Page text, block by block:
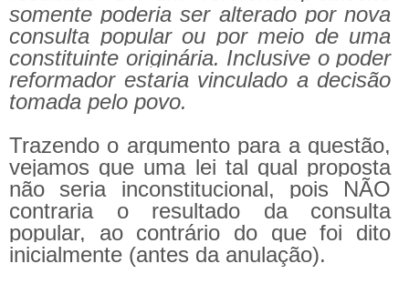
somente poderia ser alterado por nova
consulta popular ou por meio de uma
constituinte originária. Inclusive o poder
reformador estaria vinculado a decisão
tomada pelo povo.
Trazendo o argumento para a questão,
vejamos que uma lei tal qual proposta
não seria inconstitucional, pois NÃO
contraria o resultado da consulta
popular, ao contrário do que foi dito
inicialmente (antes da anulação).